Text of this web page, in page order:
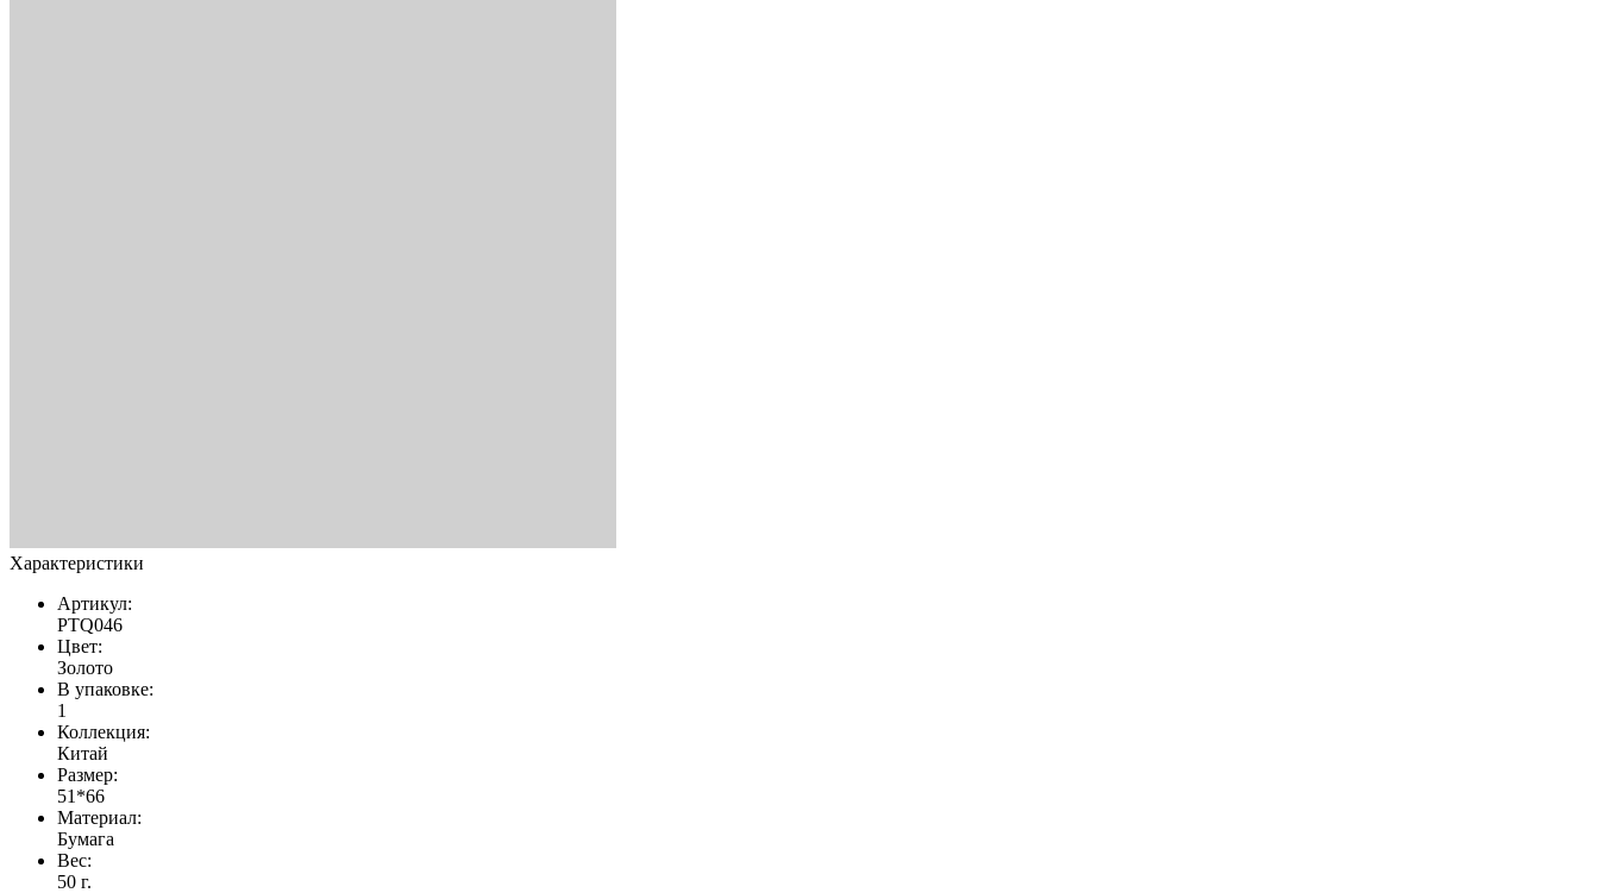
Характеристики
Артикул:
PTQ046
Цвет:
Золото
В упаковке:
1
Коллекция:
Китай
Размер:
51*66
Материал:
Бумага
Вес:
50 г.